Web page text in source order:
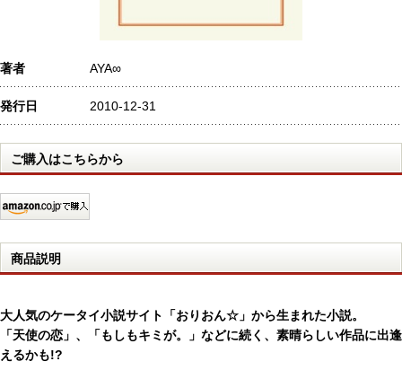
著者 AYA∞
発行日 2010-12-31
ご購入はこちらから
商品説明
大人気のケータイ小説サイト「おりおん☆」から生まれた小説。
「天使の恋」、「もしもキミが。」などに続く、素晴らしい作品に出逢
えるかも!?